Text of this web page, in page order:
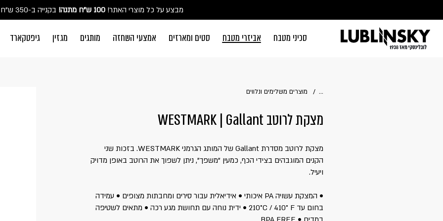
משלוח חינם בקניה ב-300 ש"ח ומעלה מבצע על כל מוצרי האתר! 100 ש"ח מתנה! בקנייה ב-350 ש"ח ומעלה הכירו את מארזי המטבח של BEROX במחירים משתלמים במיוחד ❤ לכל הפרטים >>
מהדורה מוגבלת חדשה של מותג הפרימיום היפני KAI!
סכיני מטבח אביזרי מטבח סטים ומארזים אמצעי השחזה מותגים מגזין גיפטקארד
כבר רשומים? התחברו
זכור אותי שכחתי סיסמה
דאגנו לכם ליצירת חשבון קלה ומהירה
פרטיכם ותוכלו ליהנות מהיתרונות של
... מוצרים משלימים ונלווים
מצקת לרוטב WESTMARK | Gallant
מצקת לרוטב מסדרת Gallant של המותג הגרמני WESTMARK. בזכות שני
הקנים המוגבהים בצידי הכף, כמעין "משפך", ניתן לשפוך את הרוטב באופן מדויק
ויעיל.
• המצקת עשויה PA איכותי • אידיאלית עבור סירים ומחבתות מצופים • עמידה
בחום עד 210°C / 410° F • ידית נוחה עם תחושת מגע רכה • מתאים לשטיפה